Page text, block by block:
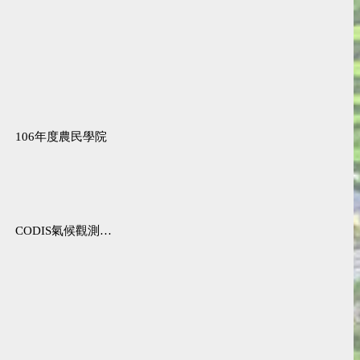
106年度農民學院
CODIS氣候觀測資料查詢服務